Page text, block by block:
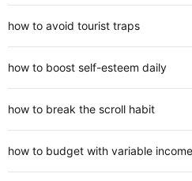
how to avoid tourist traps
how to boost self-esteem daily
how to break the scroll habit
how to budget with variable income